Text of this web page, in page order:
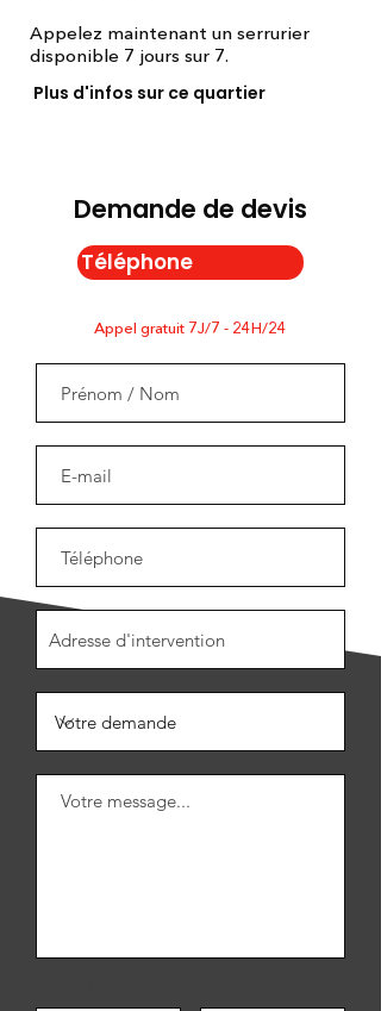
Appelez maintenant un serrurier
disponible 7 jours sur 7.
Plus d'infos sur ce quartier
Demande de devis
Téléphone
Appel gratuit 7J/7 - 24H/24